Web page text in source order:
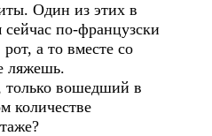
Один из этих в
по-французски
а то вместе со
ляжешь.
только вошедший в
количестве